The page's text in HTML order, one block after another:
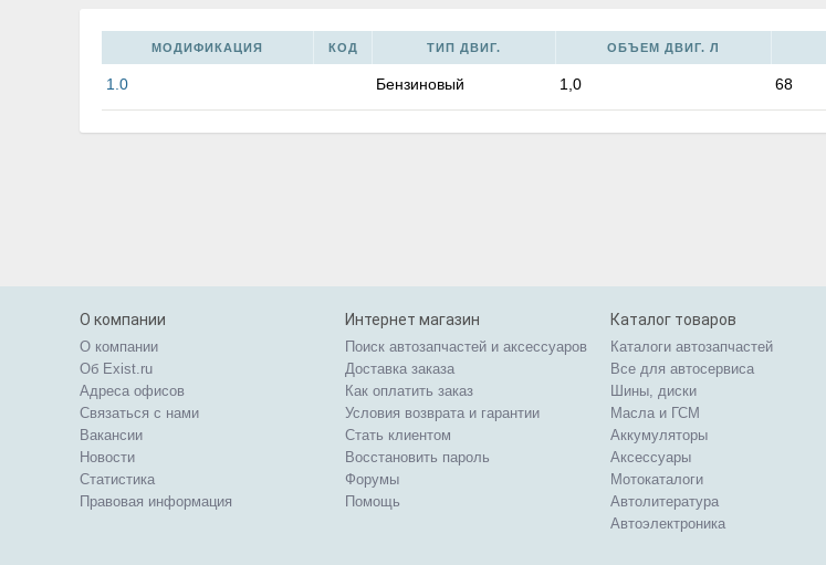
МОДИФИКАЦИЯ КОД ТИП ДВИГ. ОБЪЕМ ДВИГ. Л
1.0 Бензиновый 1,0 68
О компании
О компании
Об Exist.ru
Адреса офисов
Связаться с нами
Вакансии
Новости
Статистика
Правовая информация
Интернет магазин
Поиск автозапчастей и аксессуаров
Доставка заказа
Как оплатить заказ
Условия возврата и гарантии
Стать клиентом
Восстановить пароль
Форумы
Помощь
Каталог товаров
Каталоги автозапчастей
Все для автосервиса
Шины, диски
Масла и ГСМ
Аккумуляторы
Аксессуары
Мотокаталоги
Автолитература
Автоэлектроника